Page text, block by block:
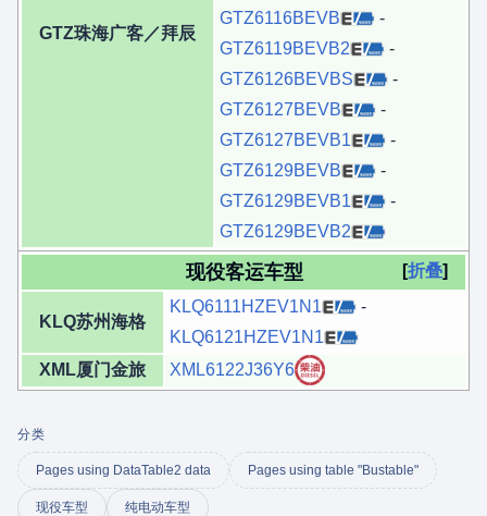
GTZ珠海广客／拜辰
GTZ6116BEVB
-
GTZ6119BEVB2
-
GTZ6126BEVBS
-
GTZ6127BEVB
-
GTZ6127BEVB1
-
GTZ6129BEVB
-
GTZ6129BEVB1
-
GTZ6129BEVB2
折叠
现役客运车型
KLQ苏州海格
KLQ6111HZEV1N1
-
KLQ6121HZEV1N1
XML厦门金旅
XML6122J36Y6
分类
Pages using DataTable2 data Pages using table "Bustable"
现役车型
纯电动车型